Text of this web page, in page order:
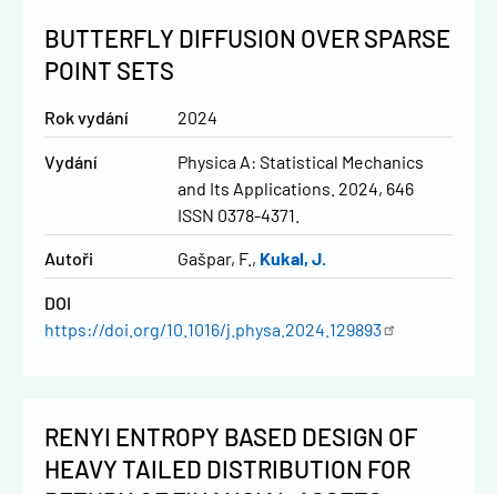
BUTTERFLY DIFFUSION OVER SPARSE
POINT SETS
Rok vydání 2024
Vydání
Physica A: Statistical Mechanics
and Its Applications. 2024, 646
ISSN 0378-4371.
Autoři Gašpar, F. Kukal, J.
DOI
https://doi.org/10.1016/j.physa.2024.129893
RENYI ENTROPY BASED DESIGN OF
HEAVY TAILED DISTRIBUTION FOR